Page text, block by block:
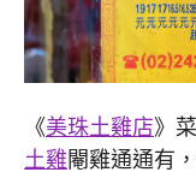
《美珠土雞店》
土雞閹雞通通有